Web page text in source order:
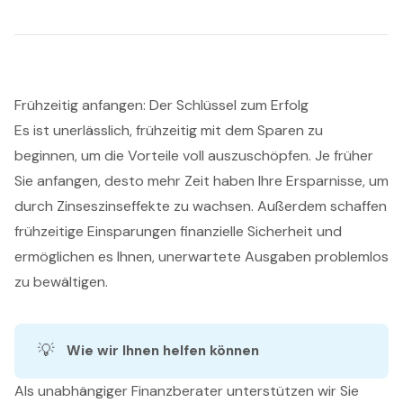
Frühzeitig anfangen: Der Schlüssel zum Erfolg
Es ist unerlässlich, frühzeitig mit dem Sparen zu
beginnen, um die Vorteile voll auszuschöpfen. Je früher
Sie anfangen, desto mehr Zeit haben Ihre Ersparnisse, um
durch Zinseszinseffekte zu wachsen. Außerdem schaffen
frühzeitige Einsparungen finanzielle Sicherheit und
ermöglichen es Ihnen, unerwartete Ausgaben problemlos
zu bewältigen.
💡 Wie wir Ihnen helfen können
Als unabhängiger Finanzberater unterstützen wir Sie